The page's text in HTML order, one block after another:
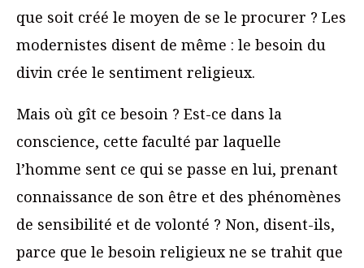
que soit créé le moyen de se le procurer ? Les
modernistes disent de même : le besoin du
divin crée le sentiment religieux.
Mais où gît ce besoin ? Est-ce dans la
conscience, cette faculté par laquelle
l’homme sent ce qui se passe en lui, prenant
connaissance de son être et des phénomènes
de sensibilité et de volonté ? Non, disent-ils,
parce que le besoin religieux ne se trahit que